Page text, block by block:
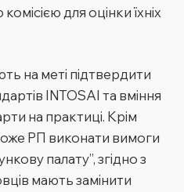
для оцінки їхніх
на меті підтвердити
INTOSAI та вміння
на практиці. Крім
РП виконати вимоги
палату”, згідно з
мають замінити